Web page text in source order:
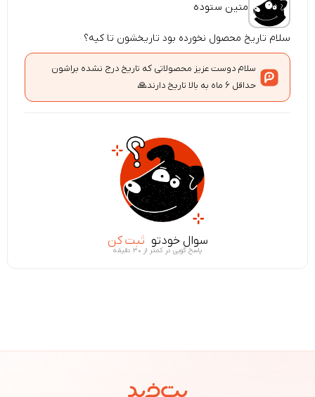
متین ستوده
سلام تاریخ محصول نخورده بود تاریخشون تا کیه؟
سلام دوست عزیز محصولاتی که تاریخ درج نشده براشون
حداقل ۶ ماه به بالا تاریخ دارند🙏
سوال خودتو ثبت کن
پاسخ گویی در کمتر از ۳۰ دقیقه